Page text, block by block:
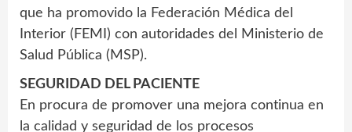
que ha promovido la Federación Médica del
Interior (FEMI) con autoridades del Ministerio de
Salud Pública (MSP).
SEGURIDAD DEL PACIENTE
En procura de promover una mejora continua en
la calidad y seguridad de los procesos